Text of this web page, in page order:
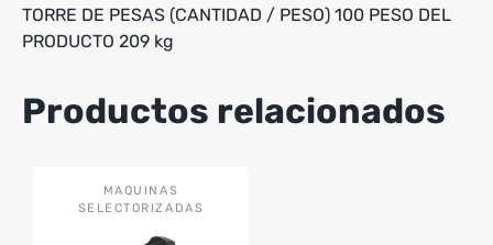
TORRE DE PESAS (CANTIDAD / PESO) 100 PESO DEL
PRODUCTO 209 kg
Productos relacionados
MAQUINAS
SELECTORIZADAS